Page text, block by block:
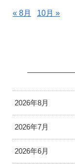
« 8月 10月 »
2026年8月
2026年7月
2026年6月